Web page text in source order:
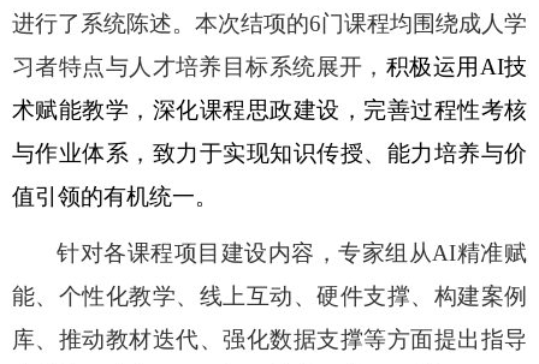
进行了系统陈述。本次结项的6门课程均围绕成人学
习者特点与人才培养目标系统展开， 积极运用 AI技
术赋能教学，深化课程思政建设，完善过程性考核
与作业体系，致力于实现知识传授、能力培养与价
值引领的有机统一。
针对各课程项目建设内容，专家组从AI精准赋
能、个性化教学、线上互动、硬件支撑、构建案例
库、推动教材迭代、强化数据支撑等方面提出指导